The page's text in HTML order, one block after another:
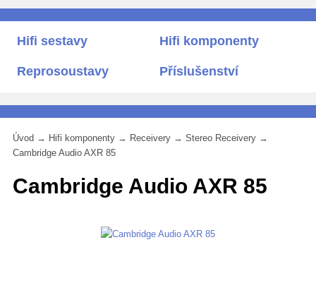
Hifi sestavy Hifi komponenty
Reprosoustavy Příslušenství
Úvod → Hifi komponenty → Receivery → Stereo Receivery →
Cambridge Audio AXR 85
Cambridge Audio AXR 85